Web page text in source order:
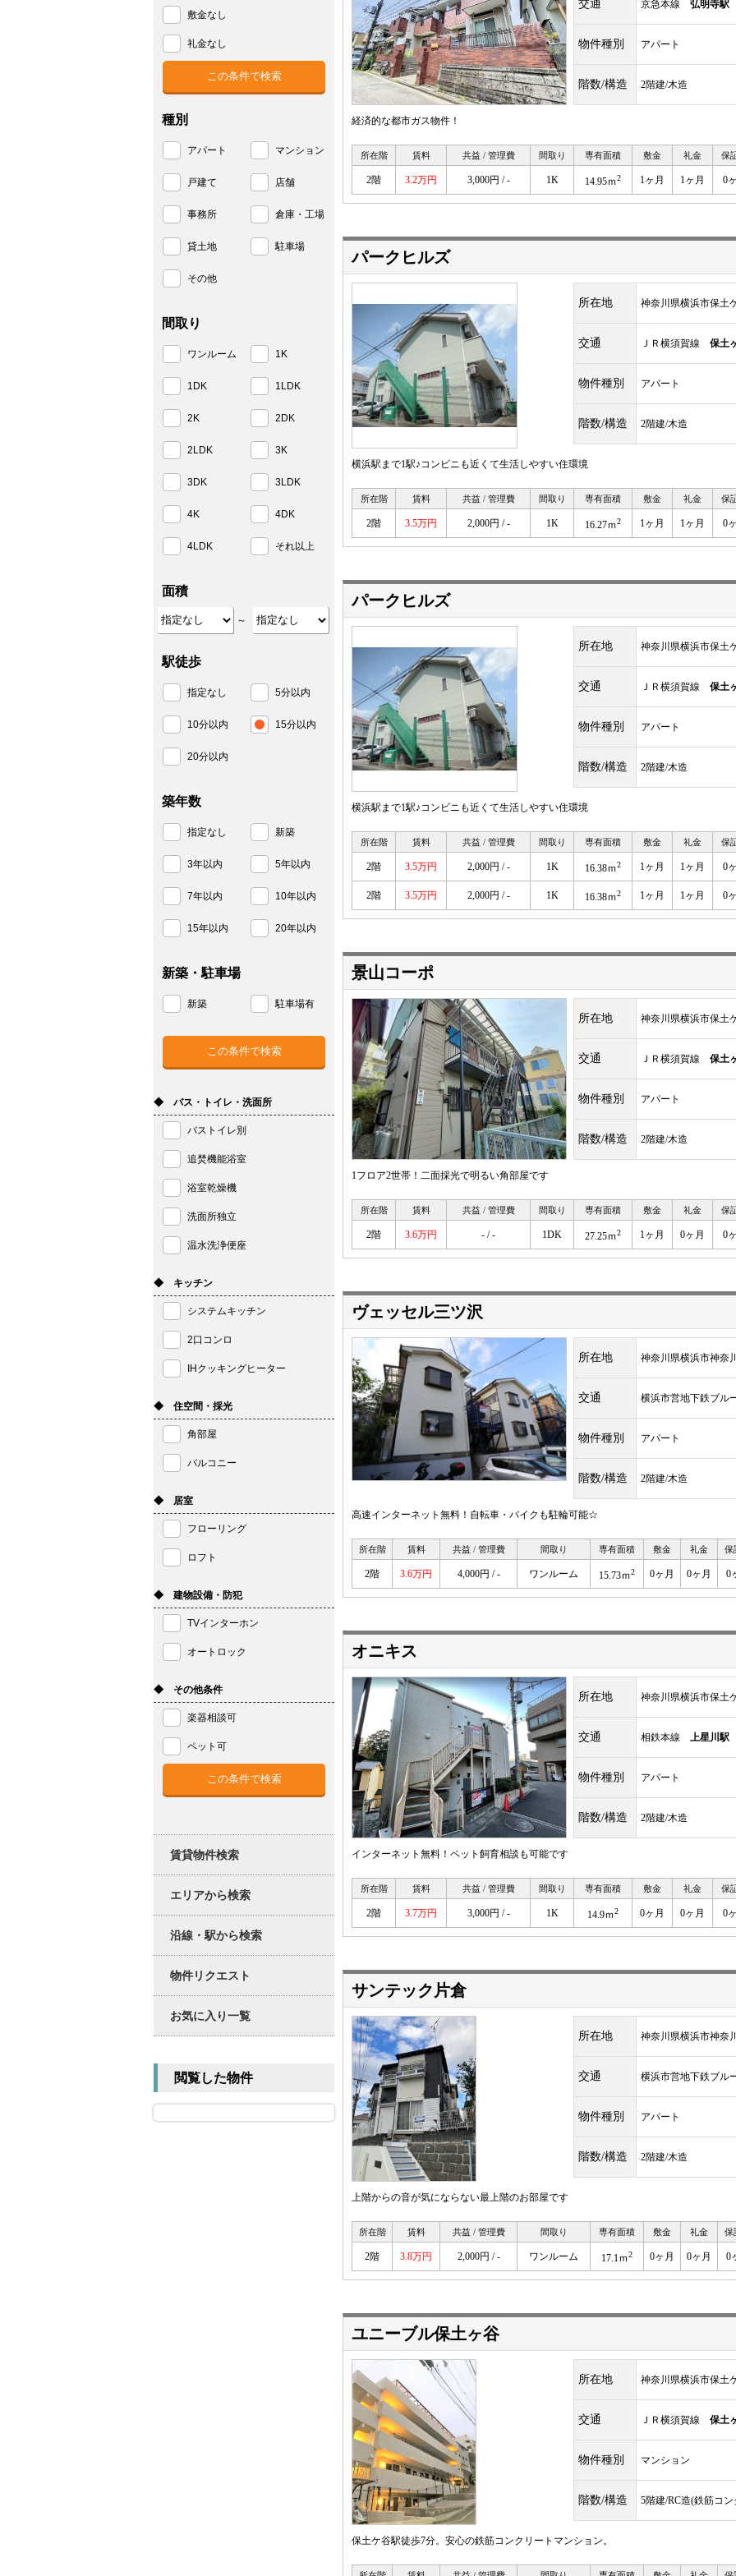
交通 京急本線 弘明寺駅
物件種別 アパート
階数/構造 2階建/木造
経済的な都市ガス物件！
所在階 賃料 共益 / 管理費 間取り 専有面積 敷金 礼金 保
2階 3.2万円 3,000円 / - 1K 14.95ｍ2 1ヶ月 1ヶ月 0
パークヒルズ
所在地 神奈川県横浜市保土
交通 ＪＲ横須賀線 保土
物件種別 アパート
階数/構造 2階建/木造
横浜駅まで1駅♪コンビニも近くて生活しやすい住環境
所在階 賃料 共益 / 管理費 間取り 専有面積 敷金 礼金 保
2階 3.5万円 2,000円 / - 1K 16.27ｍ2 1ヶ月 1ヶ月 0
パークヒルズ
所在地 神奈川県横浜市保土
交通 ＪＲ横須賀線 保土
物件種別 アパート
階数/構造 2階建/木造
横浜駅まで1駅♪コンビニも近くて生活しやすい住環境
所在階 賃料 共益 / 管理費 間取り 専有面積 敷金 礼金 保
2階 3.5万円 2,000円 / - 1K 16.38ｍ2 1ヶ月 1ヶ月 0
2階 3.5万円 2,000円 / - 1K 16.38ｍ2 1ヶ月 1ヶ月 0
景山コーポ
所在地 神奈川県横浜市保土
交通 ＪＲ横須賀線 保土
物件種別 アパート
階数/構造 2階建/木造
1フロア2世帯！二面採光で明るい角部屋です
所在階 賃料 共益 / 管理費 間取り 専有面積 敷金 礼金 保
2階 3.6万円 - / - 1DK 27.25ｍ2 1ヶ月 0ヶ月 0
ヴェッセル三ツ沢
所在地 神奈川県横浜市神奈
交通 横浜市営地下鉄ブ
物件種別 アパート
階数/構造 2階建/木造
高速インターネット無料！自転車・バイクも駐輪可能☆
所在階 賃料 共益 / 管理費 間取り 専有面積 敷金 礼金 保
2階 3.6万円 4,000円 / - ワンルーム 15.73ｍ2 0ヶ月 0ヶ月 0
オニキス
所在地 神奈川県横浜市保土
交通 相鉄本線 上星川駅
物件種別 アパート
階数/構造 2階建/木造
インターネット無料！ペット飼育相談も可能です
所在階 賃料 共益 / 管理費 間取り 専有面積 敷金 礼金 保
2階 3.7万円 3,000円 / - 1K 14.9ｍ2 0ヶ月 0ヶ月 0
サンテック片倉
所在地 神奈川県横浜市神奈
交通 横浜市営地下鉄ブ
物件種別 アパート
階数/構造 2階建/木造
上階からの音が気にならない最上階のお部屋です
所在階 賃料 共益 / 管理費 間取り 専有面積 敷金 礼金 保
2階 3.8万円 2,000円 / - ワンルーム 17.1ｍ2 0ヶ月 0ヶ月 0
ユニーブル保土ヶ谷
所在地 神奈川県横浜市保土
交通 ＪＲ横須賀線 保土
物件種別 マンション
階数/構造 5階建/RC造(鉄筋コ
保土ケ谷駅徒歩7分。安心の鉄筋コンクリートマンション。
敷金なし
礼金なし
種別
アパート マンション
戸建て 店舗
事務所 倉庫・工場
貸土地 駐車場
その他
間取り
ワンルーム 1K
1DK 1LDK
2K 2DK
2LDK 3K
3DK 3LDK
4K 4DK
4LDK それ以上
面積
～
駅徒歩
指定なし 5分以内
10分以内 15分以内
20分以内
築年数
指定なし 新築
3年以内 5年以内
7年以内 10年以内
15年以内 20年以内
新築・駐車場
新築 駐車場有
◆ バス・トイレ・洗面所
バストイレ別
追焚機能浴室
浴室乾燥機
洗面所独立
温水洗浄便座
◆ キッチン
システムキッチン
2口コンロ
IHクッキングヒーター
◆ 住空間・採光
角部屋
バルコニー
◆ 居室
フローリング
ロフト
◆ 建物設備・防犯
TVインターホン
オートロック
◆ その他条件
楽器相談可
ペット可
賃貸物件検索
エリアから検索
沿線・駅から検索
物件リクエスト
お気に入り一覧
閲覧した物件